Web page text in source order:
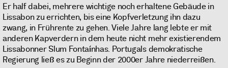
Er half dabei, mehrere wichtige noch erhaltene Gebäude in
Lissabon zu errichten, bis eine Kopfverletzung ihn dazu
zwang, in Frührente zu gehen. Viele Jahre lang lebte er mit
anderen Kapverdern in dem heute nicht mehr existierendem
Lissabonner Slum Fontaínhas. Portugals demokratische
Regierung ließ es zu Beginn der 2000er Jahre niederreißen.